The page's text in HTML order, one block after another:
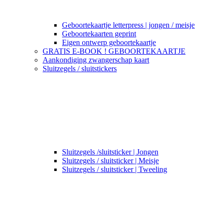
Geboortekaartje letterpress | jongen / meisje
Geboortekaarten geprint
Eigen ontwerp geboortekaartje
GRATIS E-BOOK ! GEBOORTEKAARTJE
Aankondiging zwangerschap kaart
Sluitzegels / sluitstickers
Sluitzegels /sluitsticker | Jongen
Sluitzegels / sluitsticker | Meisje
Sluitzegels / sluitsticker | Tweeling